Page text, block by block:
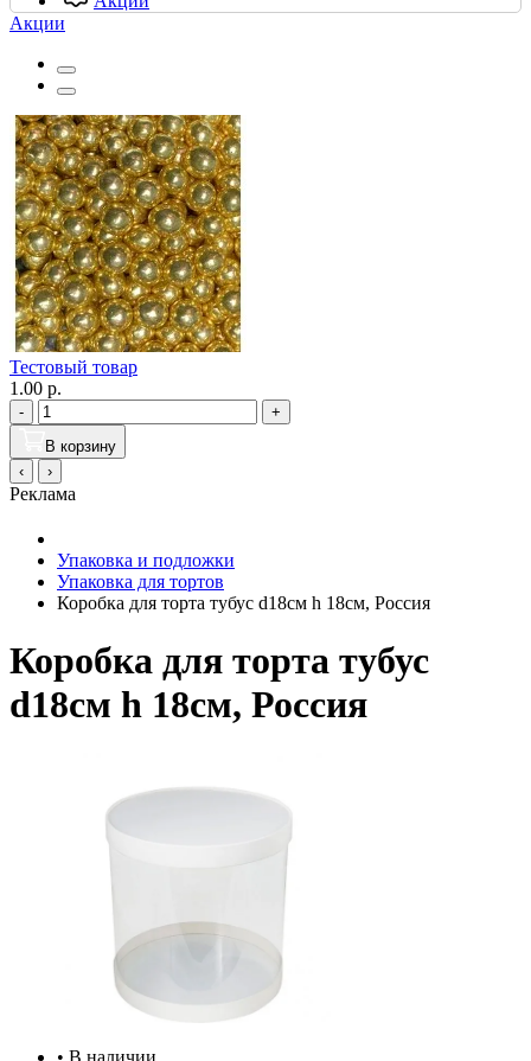
Акции
Тестовый товар
1.00 р.
-
+
В корзину
‹
›
Реклама
Упаковка и подложки
Упаковка для тортов
Коробка для торта тубус d18см h 18см, Россия
Коробка для торта тубус
d18см h 18см, Россия